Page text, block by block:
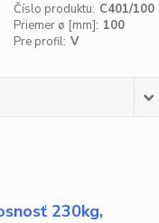
Číslo produktu: C401/100
Priemer ø [mm]: 100
Pre profil: V
230kg,